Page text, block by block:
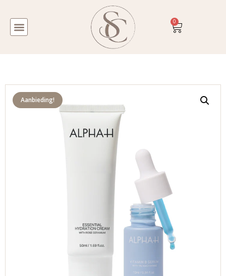
0
Aanbieding!